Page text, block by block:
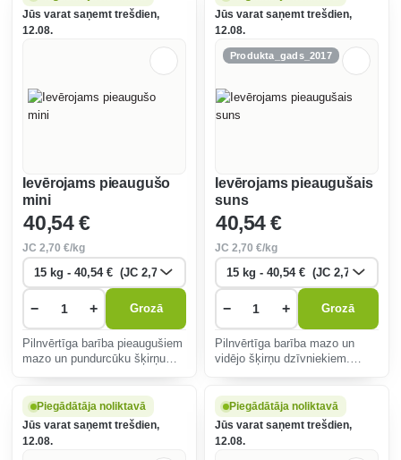
pelējumu savairošanos.
Jūs varat saņemt trešdien,
12.08.
Ievērojams pieaugušo
mini
40,54 €
JC2,70 €/kg
− + Grozā
Pilnvērtīga barība pieaugušiem
mazo un pundurcūku šķirņu
Jūs varat saņemt trešdien,
12.08.
Produkta_gads_2017
Ievērojams pieaugušais
suns
40,54 €
JC 2,70 €/kg
− + Grozā
Pilnvērtīga barība mazo un
vidējo šķirņu dzīvniekiem.
Piegādātāja noliktavā
Jūs varat saņemt trešdien,
12.08.
Piegādātāja noliktavā
Jūs varat saņemt trešdien,
12.08.